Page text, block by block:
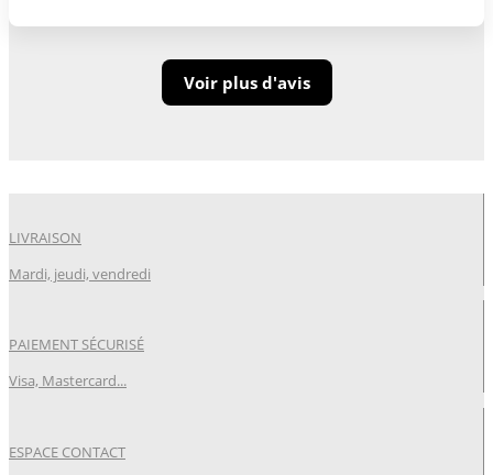
Voir plus d'avis
LIVRAISON
Mardi, jeudi, vendredi
PAIEMENT SÉCURISÉ
Visa, Mastercard...
ESPACE CONTACT